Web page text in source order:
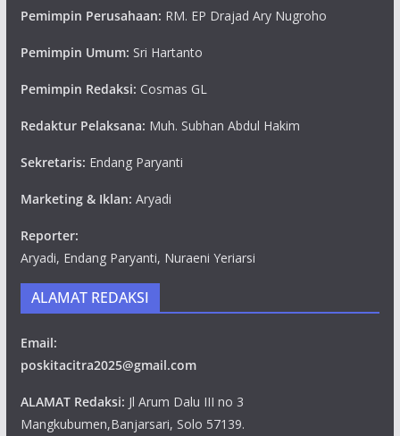
Pemimpin Perusahaan: RM. EP Drajad Ary Nugroho
Pemimpin Umum: Sri Hartanto
Pemimpin Redaksi: Cosmas GL
Redaktur Pelaksana: Muh. Subhan Abdul Hakim
Sekretaris: Endang Paryanti
Marketing & Iklan: Aryadi
Reporter:
Aryadi, Endang Paryanti, Nuraeni Yeriarsi
ALAMAT REDAKSI
Email:
poskitacitra2025@gmail.com
ALAMAT Redaksi: Jl Arum Dalu III no 3
Mangkubumen,Banjarsari, Solo 57139.